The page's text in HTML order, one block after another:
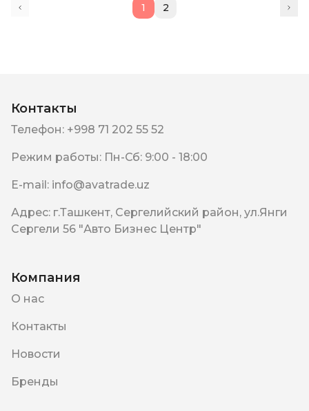
1 2
Контакты
Телефон: +998 71 202 55 52
Режим работы: Пн-Сб: 9:00 - 18:00
E-mail: info@avatrade.uz
Адрес: г.Ташкент, Сергелийский район, ул.Янги
Сергели 56 "Авто Бизнес Центр"
Компания
О нас
Контакты
Новости
Бренды